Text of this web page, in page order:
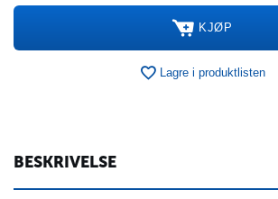
KJØP
Lagre i produktlisten
BESKRIVELSE